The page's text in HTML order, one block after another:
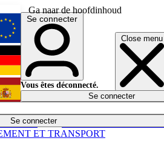
Ga naar de hoofdinhoud
Close menu
Se connecter
Économie
English
Deutsch
Español
Se connecter
Vous êtes déconnecté.
Se connecter
ET TRANSPORT